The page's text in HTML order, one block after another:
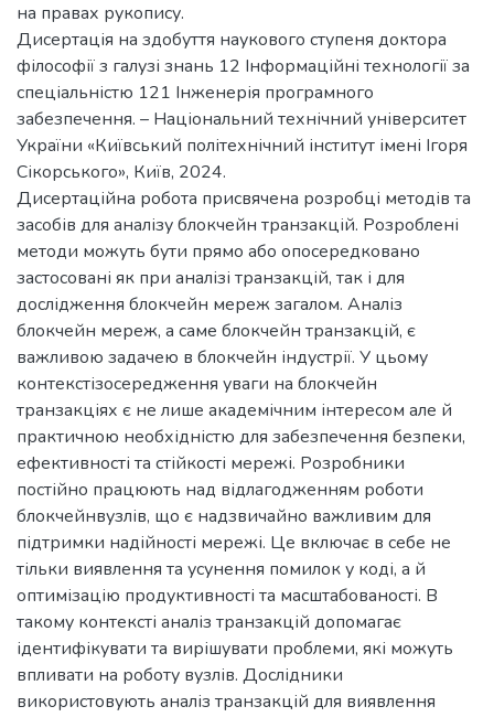
на правах рукопису.
Дисертація на здобуття наукового ступеня доктора
філософії з галузі знань 12 Інформаційні технології за
спеціальністю 121 Інженерія програмного
забезпечення. – Національний технічний університет
України «Київський політехнічний інститут імені Ігоря
Сікорського», Київ, 2024.
Дисертаційна робота присвячена розробці методів та
засобів для аналізу блокчейн транзакцій. Розроблені
методи можуть бути прямо або опосередковано
застосовані як при аналізі транзакцій, так і для
дослідження блокчейн мереж загалом. Аналіз
блокчейн мереж, а саме блокчейн транзакцій, є
важливою задачею в блокчейн індустрії. У цьому
контекстізосередження уваги на блокчейн
транзакціях є не лише академічним інтересом але й
практичною необхідністю для забезпечення безпеки,
ефективності та стійкості мережі. Розробники
постійно працюють над відлагодженням роботи
блокчейнвузлів, що є надзвичайно важливим для
підтримки надійності мережі. Це включає в себе не
тільки виявлення та усунення помилок у коді, а й
оптимізацію продуктивності та масштабованості. В
такому контексті аналіз транзакцій допомагає
ідентифікувати та вирішувати проблеми, які можуть
впливати на роботу вузлів. Дослідники
використовують аналіз транзакцій для виявлення